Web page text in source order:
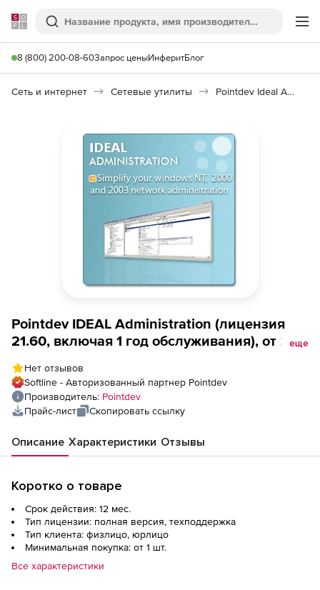
Softline
Поиск
8 (800) 200-08-60Запрос ценыИнферитБлог
Сеть и интернет Сетевые утилиты Pointdev Ideal Administration
Pointdev IDEAL Administration (лицензия
21.60, включая 1 год обслуживания), от 25еще
Нет отзывов
Softline - Авторизованный партнер Pointdev
Производитель: Pointdev
Прайс-лист
Скопировать ссылку
Описание Характеристики Отзывы
Коротко о товаре
Срок действия: 12 мес.
Тип лицензии: полная версия, техподдержка
Тип клиента: физлицо, юрлицо
Минимальная покупка: от 1 шт.
Все характеристики